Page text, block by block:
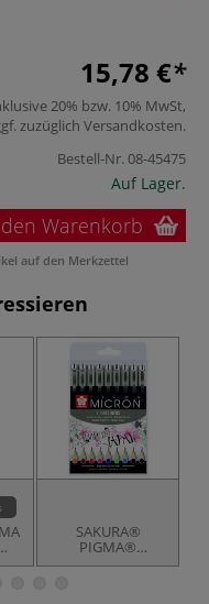
15,78 €
20% bzw. 10% MwSt,
zuzüglich Versandkosten.
Bestell-Nr.08-45475
Auf Lager.
Warenkorb
auf den Merkzettel
SAKURA®
PIGMA®
MICRON™